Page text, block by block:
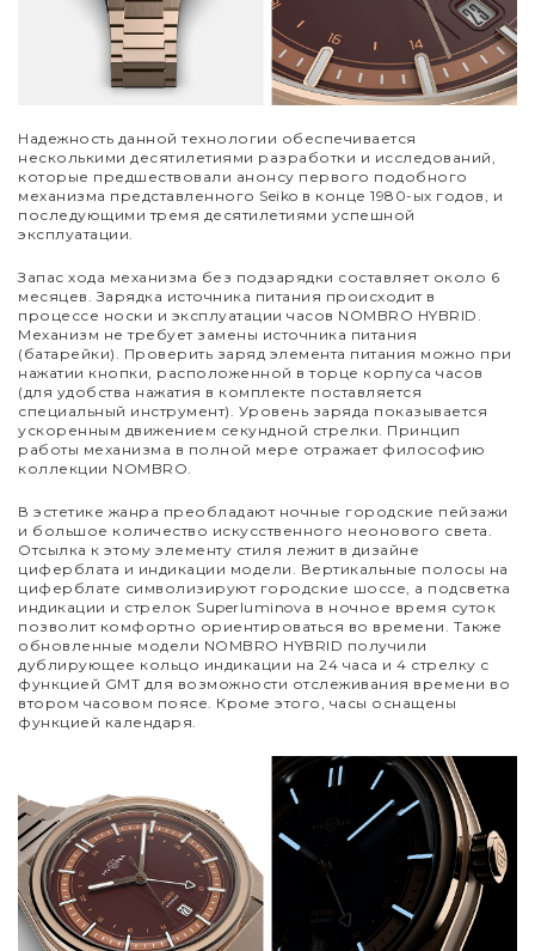
Надежность данной технологии обеспечивается
несколькими десятилетиями разработки и исследований,
которые предшествовали анонсу первого подобного
механизма представленного Seiko в конце 1980-ых годов, и
последующими тремя десятилетиями успешной
эксплуатации.
Запас хода механизма без подзарядки составляет около 6
месяцев. Зарядка источника питания происходит в
процессе носки и эксплуатации часов NOMBRO HYBRID.
Механизм не требует замены источника питания
(батарейки). Проверить заряд элемента питания можно при
нажатии кнопки, расположенной в торце корпуса часов
(для удобства нажатия в комплекте поставляется
специальный инструмент). Уровень заряда показывается
ускоренным движением секундной стрелки. Принцип
работы механизма в полной мере отражает философию
коллекции NOMBRO.
В эстетике жанра преобладают ночные городские пейзажи
и большое количество искусственного неонового света.
Отсылка к этому элементу стиля лежит в дизайне
циферблата и индикации модели. Вертикальные полосы на
циферблате символизируют городские шоссе, а подсветка
индикации и стрелок Superluminova в ночное время суток
позволит комфортно ориентироваться во времени. Также
обновленные модели NOMBRO HYBRID получили
дублирующее кольцо индикации на 24 часа и 4 стрелку с
функцией GMT для возможности отслеживания времени во
втором часовом поясе. Кроме этого, часы оснащены
функцией календаря.